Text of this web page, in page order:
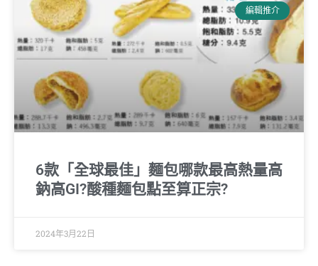
編輯推介
6款「全球最佳」麵包哪款最高熱量高
鈉高GI?酸種麵包點至算正宗?
2024年3月22日